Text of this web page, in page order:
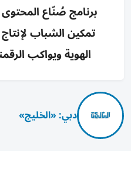
برنامج صُنّاع
تمكين الشباب
الهوية ويواكب
دبي: «الخليج»